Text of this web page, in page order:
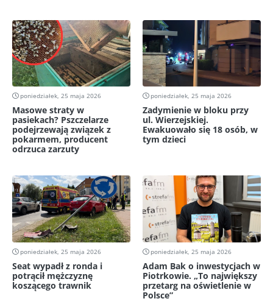
poniedziałek, 25 maja 2026
Masowe straty w
pasiekach? Pszczelarze
podejrzewają związek z
pokarmem, producent
odrzuca zarzuty
poniedziałek, 25 maja 2026
Zadymienie w bloku przy
ul. Wierzejskiej.
Ewakuowało się 18 osób, w
tym dzieci
poniedziałek, 25 maja 2026
Seat wypadł z ronda i
potrącił mężczyznę
koszącego trawnik
poniedziałek, 25 maja 2026
Adam Bak o inwestycjach w
Piotrkowie. „To największy
przetarg na oświetlenie w
Polsce”